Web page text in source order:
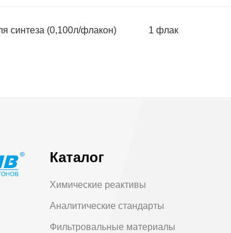
синтеза (0,100л/флакон) 1 флак
Каталог
Химические реактивы
Аналитические стандарты
Фильтровальные материалы